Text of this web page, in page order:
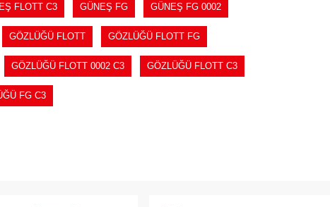
FLOTT C3 GÜNEŞ FG GÜNEŞ FG 0002
GÖZLÜĞÜ FLOTT GÖZLÜĞÜ FLOTT FG
GÖZLÜĞÜ FLOTT 0002 C3 GÖZLÜĞÜ FLOTT C3
FG C3